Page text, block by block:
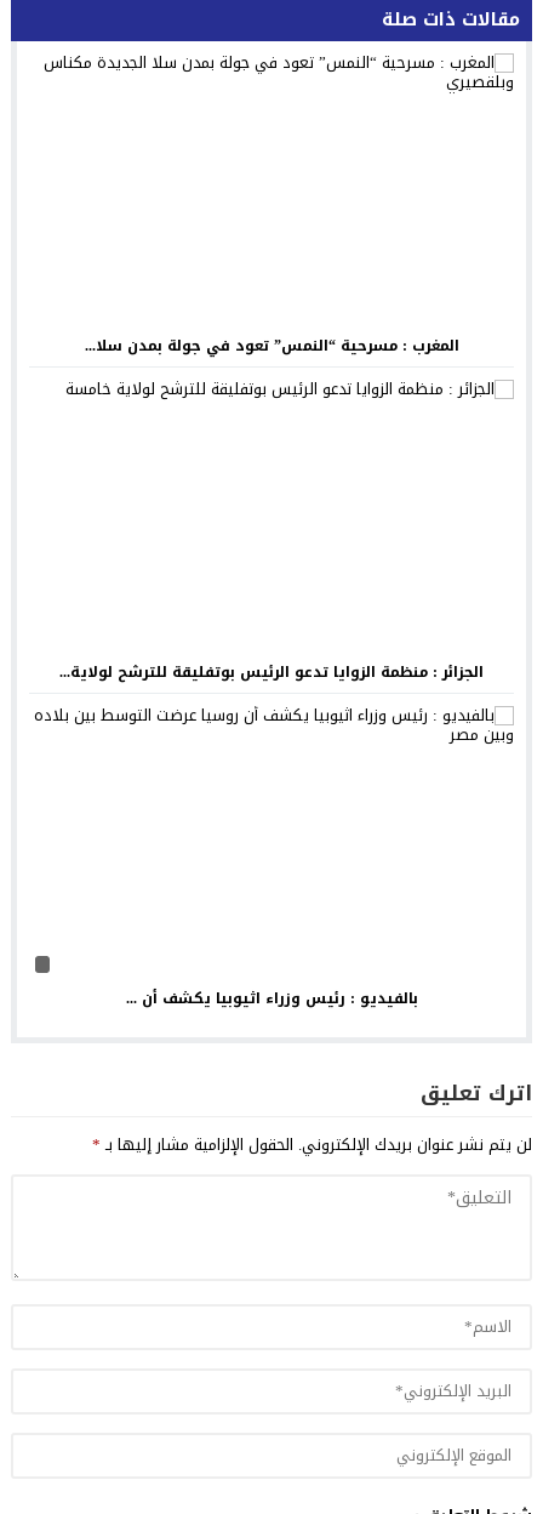
مقالات ذات صلة
المغرب : مسرحية “النمس” تعود في جولة بمدن سلا...
الجزائر : منظمة الزوايا تدعو الرئيس بوتفليقة للترشح لولاية...
بالفيديو : رئيس وزراء اثيوبيا يكشف أن ...
اترك تعليق
لن يتم نشر عنوان بريدك الإلكتروني. الحقول الإلزامية مشار إليها بـ*